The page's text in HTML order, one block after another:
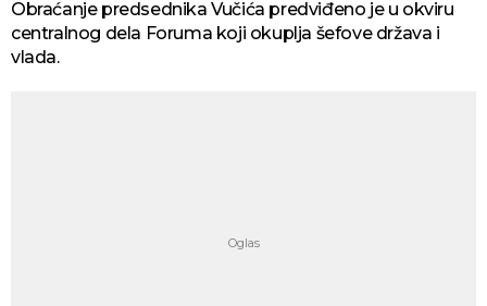
Obraćanje predsednika Vučića predviđeno je u okviru
centralnog dela Foruma koji okuplja šefove država i
vlada.